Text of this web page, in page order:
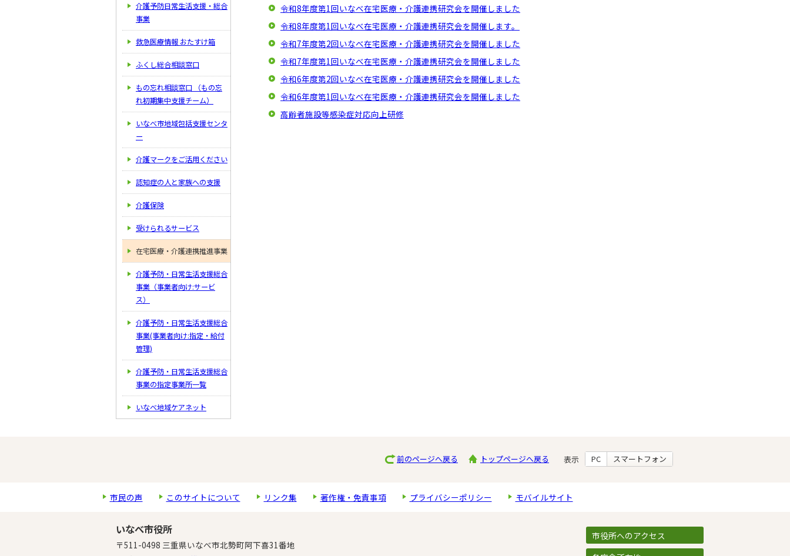
令和8年度第1回いなべ在宅医療・介護連携研究会を開催しました
令和8年度第1回いなべ在宅医療・介護連携研究会を開催します。
令和7年度第2回いなべ在宅医療・介護連携研究会を開催しました
令和7年度第1回いなべ在宅医療・介護連携研究会を開催しました
令和6年度第2回いなべ在宅医療・介護連携研究会を開催しました
令和6年度第1回いなべ在宅医療・介護連携研究会を開催しました
高齢者施設等感染症対応向上研修
介護予防日常生活支援・総合
事業
救急医療情報 おたすけ箱
ふくし総合相談窓口
もの忘れ相談窓口 （もの忘
れ初期集中支援チーム）
いなべ市地域包括支援センタ
ー
介護マークをご活用ください
認知症の人と家族への支援
介護保険
受けられるサービス
在宅医療・介護連携推進事業
介護予防・日常生活支援総合
事業（事業者向け:サービ
ス）
介護予防・日常生活支援総合
事業(事業者向け:指定・給付
管理)
介護予防・日常生活支援総合
事業の指定事業所一覧
いなべ地域ケアネット
前のページへ戻る トップページへ戻る 表示 PC スマートフォン
市民の声 このサイトについて リンク集 著作権・免責事項 プライバシーポリシー モバイルサイト
いなべ市役所
〒511-0498 三重県いなべ市北勢町阿下喜31番地
市役所へのアクセス